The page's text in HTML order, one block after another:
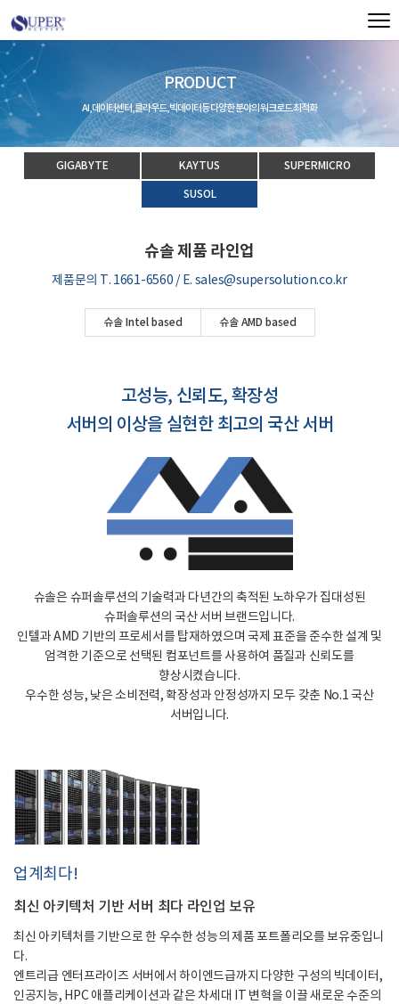
PRODUCT
AI, 데이터센터, 클라우드, 빅데이터등 다양한 분야의 워크로드 최적화
GIGABYTE KAYTUS SUPERMICRO
SUSOL
슈솔 제품 라인업
제품문의 T. 1661-6560 / E. sales@supersolution.co.kr
슈솔 Intel based 슈솔 AMD based
고성능, 신뢰도, 확장성
서버의 이상을 실현한 최고의 국산 서버
슈솔은 슈퍼솔루션의 기술력과 다년간의 축적된 노하우가 집대성된
슈퍼솔루션의 국산 서버 브랜드입니다.
인텔과 AMD 기반의 프로세서를 탑재하였으며 국제 표준을 준수한 설계 및
엄격한 기준으로 선택된 컴포넌트를 사용하여 품질과 신뢰도를
향상시켰습니다.
우수한 성능, 낮은 소비전력, 확장성과 안정성까지 모두 갖춘 No.1 국산
서버입니다.
업계최다!
최신 아키텍처 기반 서버 최다 라인업 보유
최신 아키텍처를 기반으로 한 우수한 성능의 제품 포트폴리오를 보유중입니
다.
엔트리급 엔터프라이즈 서버에서 하이엔드급까지 다양한 구성의 빅데이터,
인공지능, HPC 애플리케이션과 같은 차세대 IT 변혁을 이끌 새로운 수준의